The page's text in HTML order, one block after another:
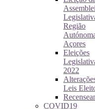
Região
Açores
Eleições
2022
Leis
COVID19